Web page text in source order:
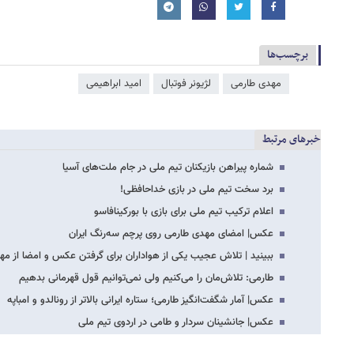
برچسب‌ها
مهدی طارمی لژیونر فوتبال امید ابراهیمی
خبرهای مرتبط
شماره پیراهن بازیکنان تیم ملی در جام ملت‌های آسیا
برد سخت تیم ملی در بازی خداحافظی!
اعلام ترکیب تیم ملی برای بازی با بورکینافاسو
عکس| امضای مهدی طارمی روی پرچم سه‌رنگ ایران
ببینید | تلاش عجیب یکی از هواداران برای گرفتن عکس و امضا از
طارمی: تلاش‌مان را می‌کنیم ولی نمی‌توانیم قول قهرمانی بدهیم
عکس‌| آمار شگفت‌انگیز طارمی؛ ستاره ایرانی بالاتر از رونالدو و امباپه
عکس‌| جانشینان سردار و طامی در اردوی تیم ملی